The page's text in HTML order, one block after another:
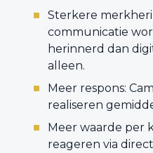
Sterkere
communicatie
herinnerd dan
alleen.
Meer respons:
realiseren
Meer waarde per
reageren via